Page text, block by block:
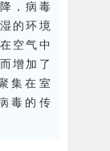
，病毒
的环境
空气中
增加了
集在室
毒的传